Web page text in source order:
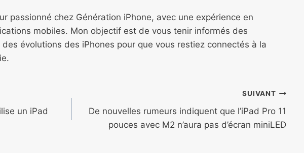
passionné chez Génération iPhone, avec une expérience en
mobiles. Mon objectif est de vous tenir informés des
évolutions des iPhones pour que vous restiez connectés à la
un iPad
SUIVANT
De nouvelles rumeurs indiquent que l’iPad Pro 11
pouces avec M2 n’aura pas d’écran miniLED